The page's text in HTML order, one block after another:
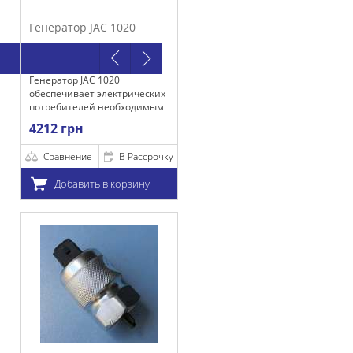
1020
электрических
необходимым
работы, а
акумулятора.
В Рассрочку
в корзину